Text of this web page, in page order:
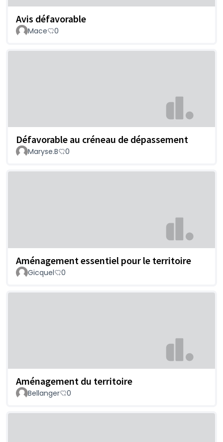
Avis défavorable
Mace 0
Défavorable au créneau de dépassement
Maryse.B 0
Aménagement essentiel pour le territoire
Gicquel 0
Aménagement du territoire
Bellanger 0